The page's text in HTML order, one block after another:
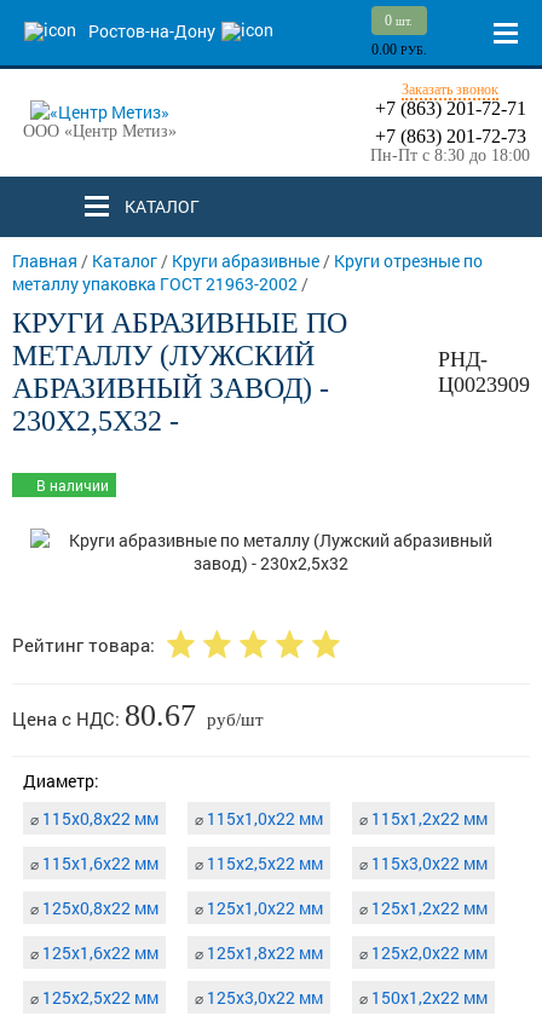
Ростов-на-Дону 0 шт.
0.00 РУБ.
ООО «Центр Метиз»
Заказать звонок
+7 (863) 201-72-71
+7 (863) 201-72-73
Пн-Пт с 8:30 до 18:00
КАТАЛОГ
Главная / Каталог/ Круги абразивные/ Круги отрезные по
металлу упаковка ГОСТ 21963-2002/
КРУГИ АБРАЗИВНЫЕ ПО
МЕТАЛЛУ (ЛУЖСКИЙ
АБРАЗИВНЫЙ ЗАВОД) -
230Х2,5Х32 -
РНД-
Ц0023909
В наличии
Рейтинг товара:
Цена с НДС: 80.67 руб/шт
Диаметр:
⌀ 115х0,8х22 мм ⌀ 115х1,0х22 мм ⌀ 115х1,2х22 мм
⌀ 115х1,6х22 мм ⌀ 115х2,5х22 мм ⌀ 115х3,0х22 мм
⌀ 125х0,8х22 мм ⌀ 125х1,0х22 мм ⌀ 125х1,2х22 мм
⌀ 125х1,6х22 мм ⌀ 125х1,8х22 мм ⌀ 125х2,0х22 мм
⌀ 125х2,5х22 мм ⌀ 125х3,0х22 мм ⌀ 150х1,2х22 мм